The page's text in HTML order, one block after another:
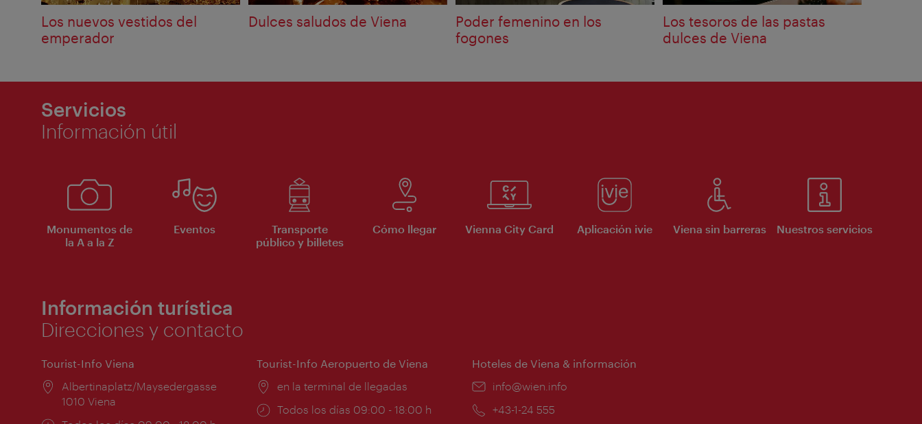
Los nuevos vestidos del
emperador
Dulces saludos de Viena
Poder femenino en los
fogones
Los tesoros de las pastas
dulces de Viena
Servicios
Información útil
Monumentos de
la A a la Z
Eventos
Transporte
público y billetes
Cómo llegar Vienna City Card Aplicación ivie Viena sin barreras Nuestros servicios
Información turística
Direcciones y contacto
Tourist-Info Viena
Lugar:
Albertinaplatz/Maysedergasse
1010 Viena
Tourist-Info Aeropuerto de Viena
Lugar:
en la terminal de llegadas
Horarios
Todos los días 09:00 - 18:00 h
Hoteles de Viena & información
e-
info@wien.info
Teléfono:
+43-1-24 555